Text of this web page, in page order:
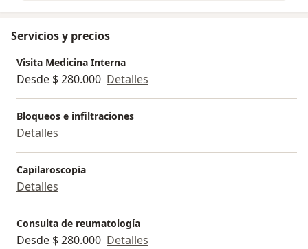
de infecciones, incluyendo infecciones de transmisión
en la Universidad Rey Juan Carlos, España.
Servicios y precios
Visita Medicina Interna
Desde $ 280.000 Detalles
Bloqueos e infiltraciones
Detalles
Capilaroscopia
Detalles
Consulta de reumatología
Desde $ 280.000 Detalles